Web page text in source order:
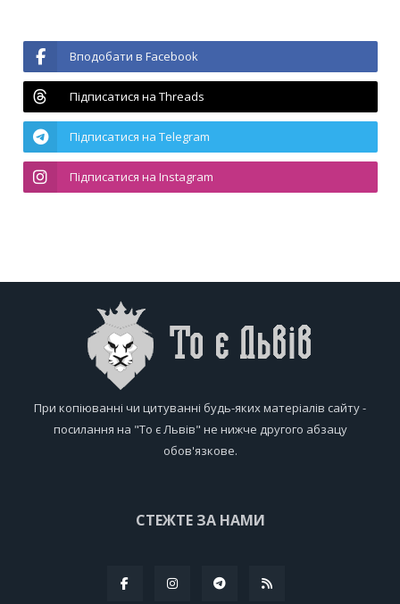
Вподобати в Facebook
Підписатися на Threads
Підписатися на Telegram
Підписатися на Instagram
При копіюванні чи цитуванні будь-яких матеріалів сайту -
посилання на "То є Львів" не нижче другого абзацу
обов'язкове.
СТЕЖТЕ ЗА НАМИ